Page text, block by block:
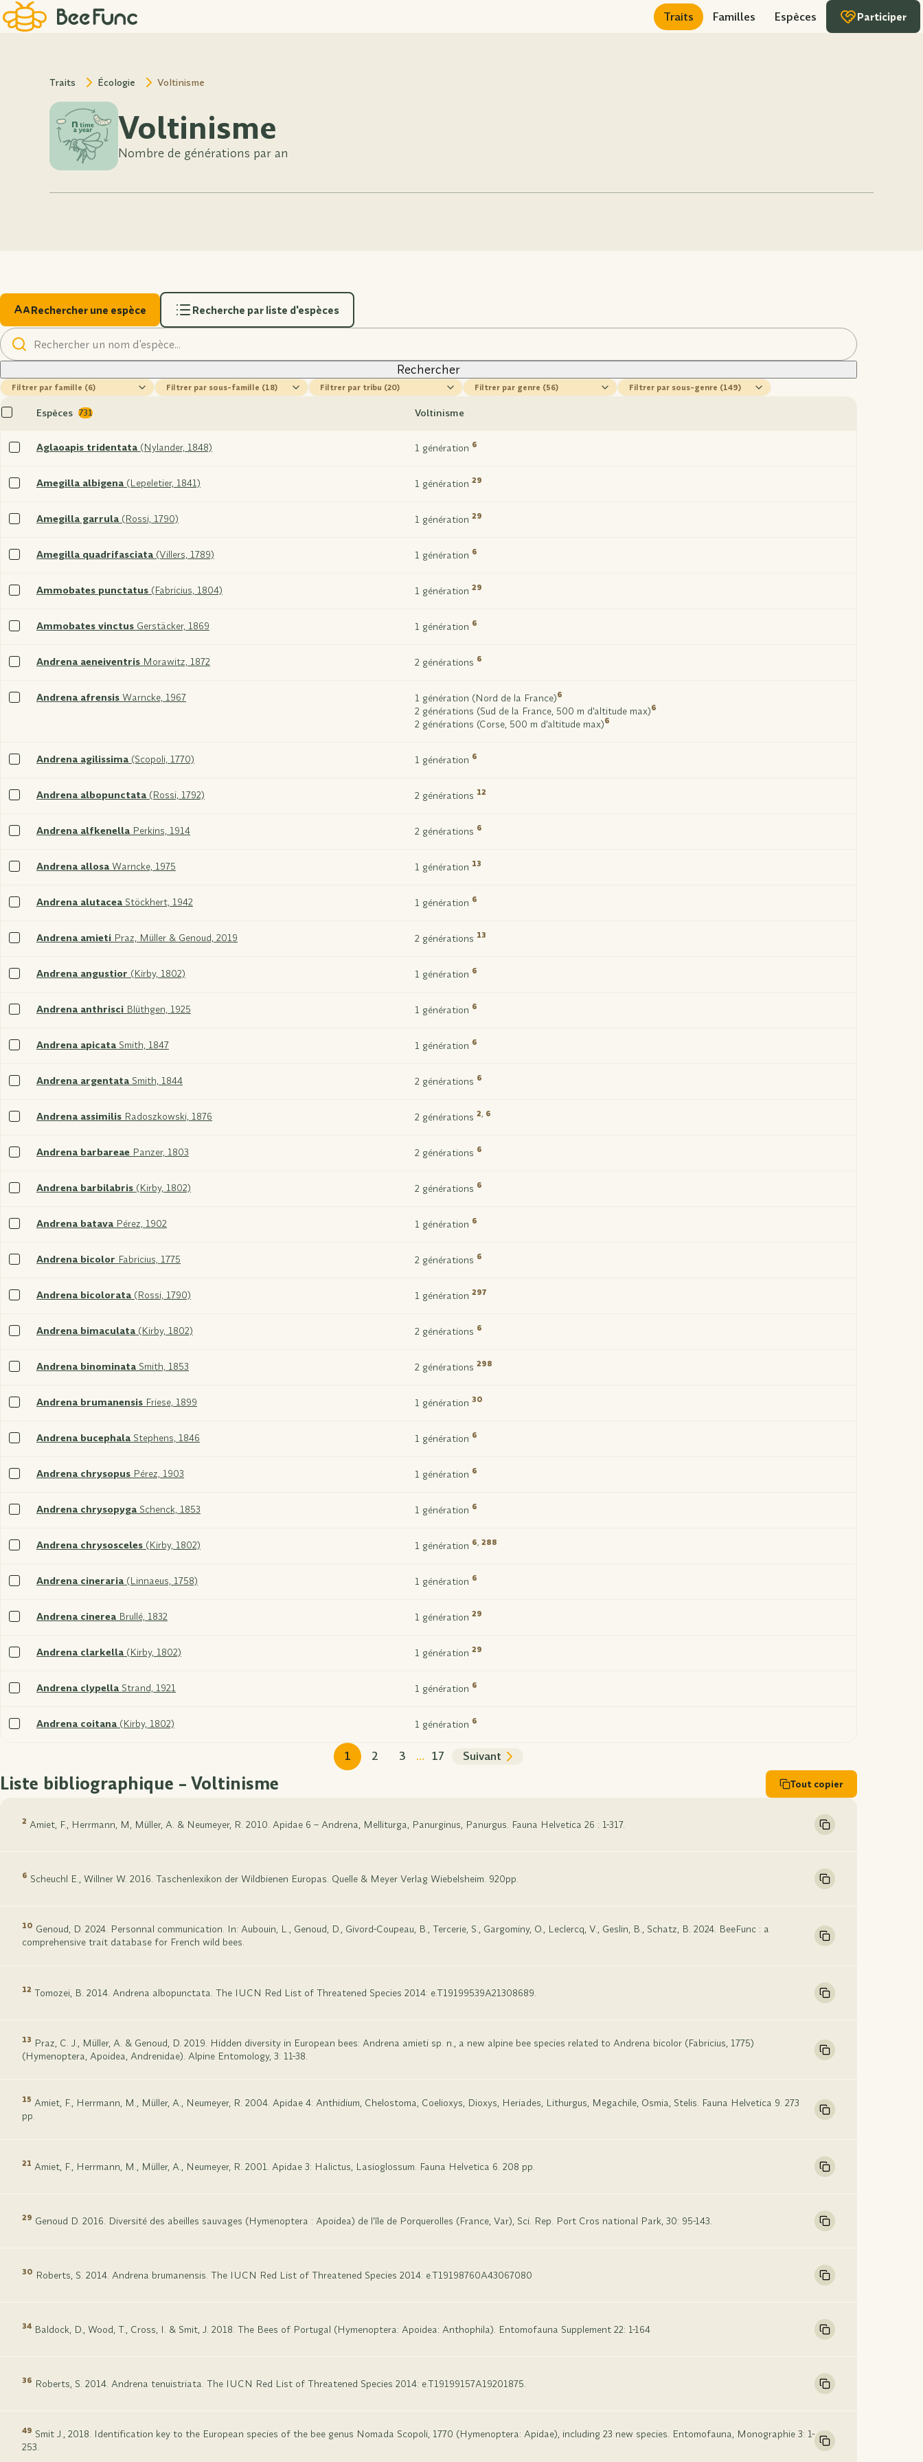
Traits Familles Espèces Participer
Traits Écologie Voltinisme
Voltinisme
Nombre de générations par an
Rechercher une espèce Recherche par liste d'espèces
Rechercher
un
nom
Rechercher
famille
sous-
famille
tribu genre
sous-
genre
Tout
sélectionner
Espèces 731 Voltinisme
Sélectionner
Aglaoapis tridentata (Nylander, 1848) 1 génération 6
Sélectionner
Amegilla albigena (Lepeletier, 1841) 1 génération 29
Sélectionner
Amegilla garrula (Rossi, 1790) 1 génération 29
Sélectionner
Amegilla quadrifasciata (Villers, 1789) 1 génération 6
Sélectionner
Ammobates punctatus (Fabricius, 1804) 1 génération 29
Sélectionner
Ammobates vinctus Gerstäcker, 1869 1 génération 6
Sélectionner
Andrena aeneiventris Morawitz, 1872 2 générations 6
Sélectionner
Andrena afrensis Warncke, 1967 1 génération (Nord de la France)6
2 générations (Sud de la France, 500 m d'altitude max)6
2 générations (Corse, 500 m d'altitude max)6
Sélectionner
Andrena agilissima (Scopoli, 1770) 1 génération 6
Sélectionner
Andrena albopunctata (Rossi, 1792) 2 générations 12
Sélectionner
Andrena alfkenella Perkins, 1914 2 générations 6
Sélectionner
Andrena allosa Warncke, 1975 1 génération 13
Sélectionner
Andrena alutacea Stöckhert, 1942 1 génération 6
Sélectionner
Andrena amieti Praz, Müller & Genoud, 2019 2 générations 13
Sélectionner
Andrena angustior (Kirby, 1802) 1 génération 6
Sélectionner
Andrena anthrisci Blüthgen, 1925 1 génération 6
Sélectionner
Andrena apicata Smith, 1847 1 génération 6
Sélectionner
Andrena argentata Smith, 1844 2 générations 6
Sélectionner
Andrena assimilis Radoszkowski, 1876 2 générations 2, 6
Sélectionner
Andrena barbareae Panzer, 1803 2 générations 6
Sélectionner
Andrena barbilabris (Kirby, 1802) 2 générations 6
Sélectionner
Andrena batava Pérez, 1902 1 génération 6
Sélectionner
Andrena bicolor Fabricius, 1775 2 générations 6
Sélectionner
Andrena bicolorata (Rossi, 1790) 1 génération 297
Sélectionner
Andrena bimaculata (Kirby, 1802) 2 générations 6
Sélectionner
Andrena binominata Smith, 1853 2 générations 298
Sélectionner
Andrena brumanensis Friese, 1899 1 génération 30
Sélectionner
Andrena bucephala Stephens, 1846 1 génération 6
Sélectionner
Andrena chrysopus Pérez, 1903 1 génération 6
Sélectionner
Andrena chrysopyga Schenck, 1853 1 génération 6
Sélectionner
Andrena chrysosceles (Kirby, 1802) 1 génération 6, 288
Sélectionner
Andrena cineraria (Linnaeus, 1758) 1 génération 6
Sélectionner
Andrena cinerea Brullé, 1832 1 génération 29
Sélectionner
Andrena clarkella (Kirby, 1802) 1 génération 29
Sélectionner
Andrena clypella Strand, 1921 1 génération 6
Sélectionner
Andrena coitana (Kirby, 1802) 1 génération 6
1 2 3 … 17 Suivant
Liste bibliographique – Voltinisme Tout copier
2 Amiet, F., Herrmann, M, Müller, A. & Neumeyer, R. 2010. Apidae 6 – Andrena, Melliturga, Panurginus, Panurgus. Fauna Helvetica 26 : 1-317.
6 Scheuchl E., Willner W. 2016. Taschenlexikon der Wildbienen Europas. Quelle & Meyer Verlag Wiebelsheim. 920pp.
10 Genoud, D. 2024. Personnal communication. In: Aubouin, L., Genoud, D., Givord-Coupeau, B., Tercerie, S., Gargominy, O., Leclercq, V., Geslin, B., Schatz, B. 2024. BeeFunc : a
comprehensive trait database for French wild bees.
12 Tomozei, B. 2014. Andrena albopunctata. The IUCN Red List of Threatened Species 2014: e.T19199539A21308689.
13 Praz, C. J., Müller, A. & Genoud, D. 2019. Hidden diversity in European bees: Andrena amieti sp. n., a new alpine bee species related to Andrena bicolor (Fabricius, 1775)
(Hymenoptera, Apoidea, Andrenidae). Alpine Entomology, 3: 11-38.
15 Amiet, F., Herrmann, M., Müller, A., Neumeyer, R. 2004. Apidae 4: Anthidium, Chelostoma, Coelioxys, Dioxys, Heriades, Lithurgus, Megachile, Osmia, Stelis. Fauna Helvetica 9. 273
pp.
21 Amiet, F., Herrmann, M., Müller, A., Neumeyer, R. 2001. Apidae 3: Halictus, Lasioglossum. Fauna Helvetica 6. 208 pp.
29 Genoud D. 2016. Diversité des abeilles sauvages (Hymenoptera : Apoidea) de l'île de Porquerolles (France, Var), Sci. Rep. Port Cros national Park, 30: 95-143.
30 Roberts, S. 2014. Andrena brumanensis. The IUCN Red List of Threatened Species 2014: e.T19198760A43067080
34 Baldock, D., Wood, T., Cross, I. & Smit, J. 2018. The Bees of Portugal (Hymenoptera: Apoidea: Anthophila). Entomofauna Supplement 22: 1-164
36 Roberts, S. 2014. Andrena tenuistriata. The IUCN Red List of Threatened Species 2014: e.T19199157A19201875.
49 Smit J., 2018. Identification key to the European species of the bee genus Nomada Scopoli, 1770 (Hymenoptera: Apidae), including 23 new species. Entomofauna, Monographie 3: 1-
253.